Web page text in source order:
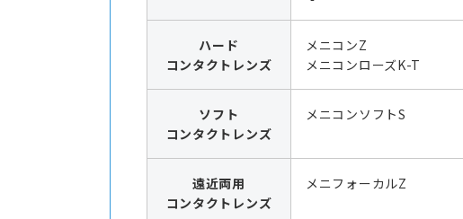
ハード
コンタクトレンズ
メニコンZ
メニコンローズK-T
ソフト
コンタクトレンズ
メニコンソフトS
遠近両用
コンタクトレンズ
メニフォーカルZ